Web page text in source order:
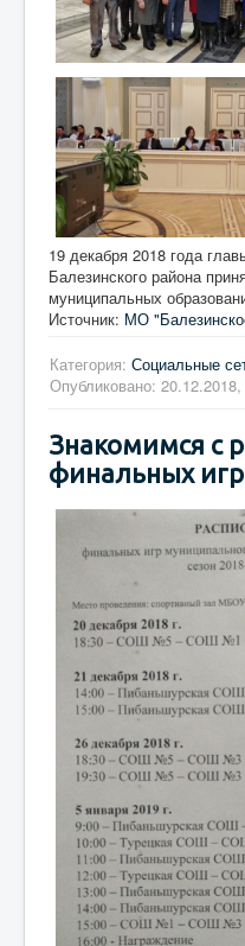
19 декабря 2018 года
Балезинского района
муниципальных
Источник: МО
Категория: Социальные
Опубликовано:
Знакомимся с
финальных игр